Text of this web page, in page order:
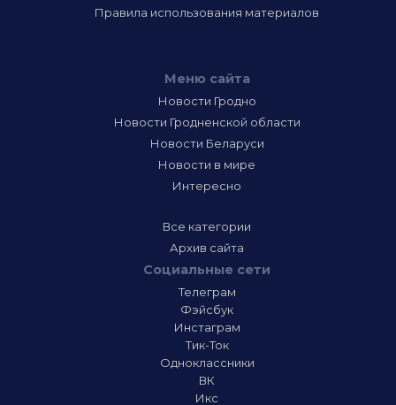
Правила использования материалов
Меню сайта
Новости Гродно
Новости Гродненской области
Новости Беларуси
Новости в мире
Интересно
Все категории
Архив сайта
Социальные сети
Телеграм
Фэйсбук
Инстаграм
Тик-Ток
Одноклассники
ВК
Икс